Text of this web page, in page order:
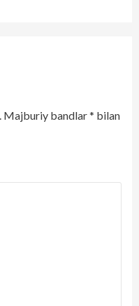
Majburiy bandlar* bilan